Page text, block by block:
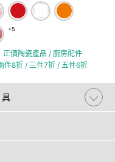
+5
正價陶瓷產品 / 廚房配件
件8折 / 三件7折 / 五件6折
具